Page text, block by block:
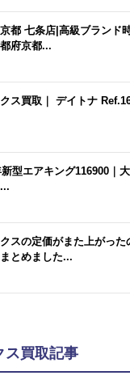
都 七条店|高級ブランド
府京都...
ス買取｜ デイトナ
型エアキング116900｜
スの定価がまた上がった
とめました...
ス買取記事